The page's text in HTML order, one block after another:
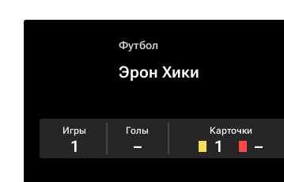
Футбол
Эрон Хики
Игры
1
Голы
–
Карточки
1 –